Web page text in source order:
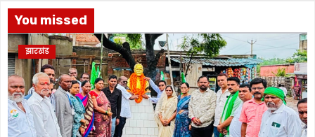
You missed
झारखंड